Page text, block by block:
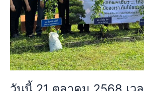
น.
ตำรวจ
จิต
อาสา
สน.ลำ
ผักชี